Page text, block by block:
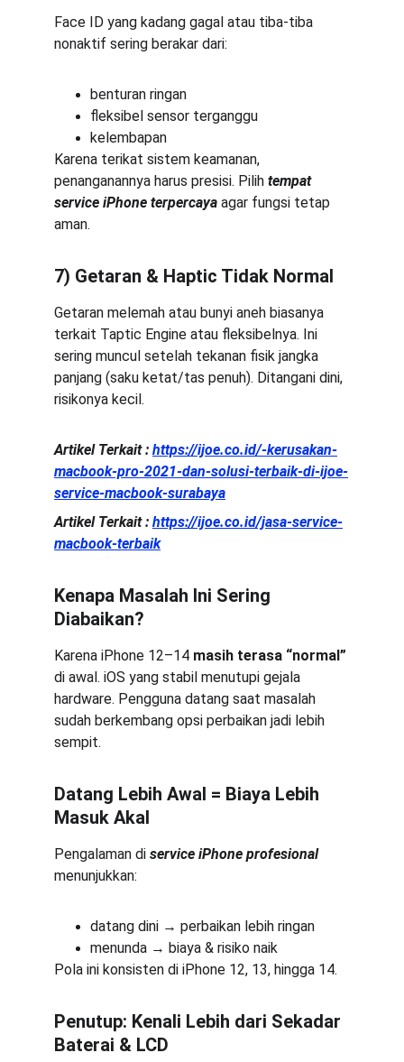
Face ID yang kadang gagal atau tiba-tiba
nonaktif sering berakar dari:
benturan ringan
fleksibel sensor terganggu
kelembapan
Karena terikat sistem keamanan,
penanganannya harus presisi. Pilih tempat
service iPhone terpercaya agar fungsi tetap
aman.
7) Getaran & Haptic Tidak Normal
Getaran melemah atau bunyi aneh biasanya
terkait Taptic Engine atau fleksibelnya. Ini
sering muncul setelah tekanan fisik jangka
panjang (saku ketat/tas penuh). Ditangani dini,
risikonya kecil.
Artikel Terkait : https://ijoe.co.id/-kerusakan-
macbook-pro-2021-dan-solusi-terbaik-di-ijoe-
service-macbook-surabaya
Artikel Terkait : https://ijoe.co.id/jasa-service-
macbook-terbaik
Kenapa Masalah Ini Sering
Diabaikan?
Karena iPhone 12–14 masih terasa “normal”
di awal. iOS yang stabil menutupi gejala
hardware. Pengguna datang saat masalah
sudah berkembang opsi perbaikan jadi lebih
sempit.
Datang Lebih Awal = Biaya Lebih
Masuk Akal
Pengalaman di service iPhone profesional
menunjukkan:
datang dini → perbaikan lebih ringan
menunda → biaya & risiko naik
Pola ini konsisten di iPhone 12, 13, hingga 14.
Penutup: Kenali Lebih dari Sekadar
Baterai & LCD